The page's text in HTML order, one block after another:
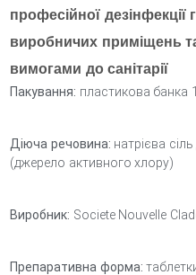
професійної
виробничих приміщень
вимогами до санітарії
Пакування: пластикова банка
Діюча речовина: натрієва
(джерело активного хлору)
Виробник: Societe Nouvelle
Препаративна форма: